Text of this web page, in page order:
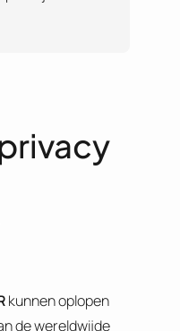
kunnen oplopen
de wereldwijde